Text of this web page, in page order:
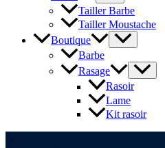
Tailler Barbe
Tailler Moustache
Boutique
Barbe
Rasage
Rasoir
Lame
Kit rasoir